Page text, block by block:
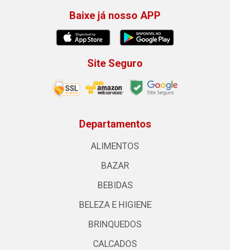
Baixe já nosso APP
Site Seguro
Departamentos
ALIMENTOS
BAZAR
BEBIDAS
BELEZA E HIGIENE
BRINQUEDOS
CALCADOS